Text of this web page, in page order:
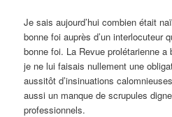
Je sais aujourd’hui combien était
bonne foi auprès d’un interlocuteur
bonne foi. La Revue prolétarienne
je ne lui faisais nullement une
aussitôt d’insinuations
aussi un manque de scrupules
professionnels.